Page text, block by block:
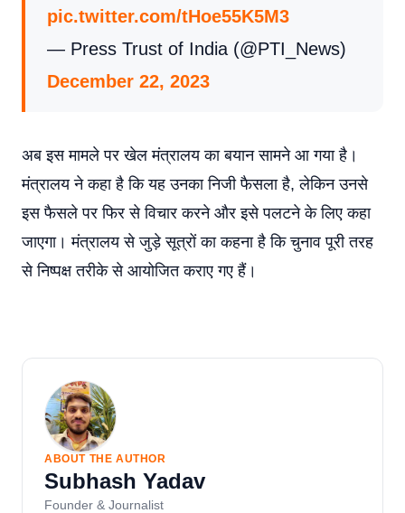
pic.twitter.com/tHoe55K5M3
— Press Trust of India (@PTI_News)
December 22, 2023
अब इस मामले पर खेल मंत्रालय का बयान सामने आ गया है।
मंत्रालय ने कहा है कि यह उनका निजी फैसला है, लेकिन उनसे
इस फैसले पर फिर से विचार करने और इसे पलटने के लिए कहा
जाएगा। मंत्रालय से जुड़े सूत्रों का कहना है कि चुनाव पूरी तरह
से निष्पक्ष तरीके से आयोजित कराए गए हैं।
ABOUT THE AUTHOR
Subhash Yadav
Founder & Journalist